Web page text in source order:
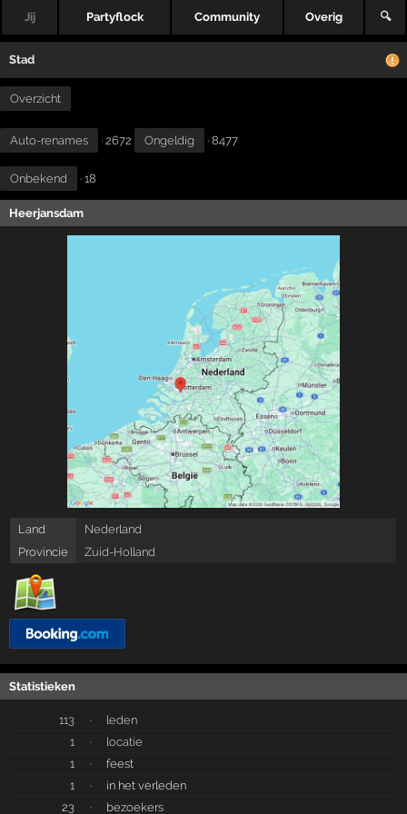
Jij Partyflock Community Overig 🔍
Stad
Overzicht
Auto-renames · 2672 Ongeldig · 8477
Onbekend · 18
Heerjansdam
Land
Nederland
Provincie
Zuid-Holland
Statistieken
113 ·
leden
1
·
locatie
1
·
feest
1
·
in het verleden
23
· bezoekers